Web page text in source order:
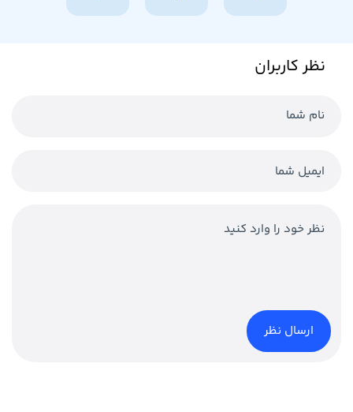
نظر کاربران